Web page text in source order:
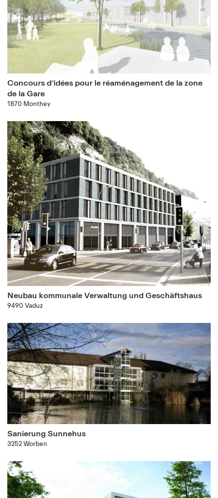
Concours d’idées pour le réaménagement de la zone
de la Gare
1870 Monthey
Neubau kommunale Verwaltung und Geschäftshaus
9490 Vaduz
Sanierung Sunnehus
3252 Worben